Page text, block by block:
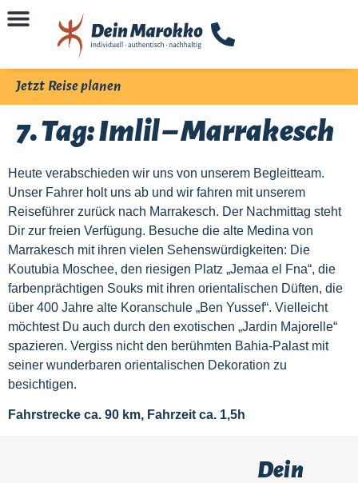
Jetzt Reise planen
7. Tag: Imlil – Marrakesch
Heute verabschieden wir uns von unserem Begleitteam.
Unser Fahrer holt uns ab und wir fahren mit unserem
Reiseführer zurück nach Marrakesch. Der Nachmittag steht
Dir zur freien Verfügung. Besuche die alte Medina von
Marrakesch mit ihren vielen Sehenswürdigkeiten: Die
Koutubia Moschee, den riesigen Platz „Jemaa el Fna“, die
farbenprächtigen Souks mit ihren orientalischen Düften, die
über 400 Jahre alte Koranschule „Ben Yussef“. Vielleicht
möchtest Du auch durch den exotischen „Jardin Majorelle“
spazieren. Vergiss nicht den berühmten Bahia-Palast mit
seiner wunderbaren orientalischen Dekoration zu
besichtigen.
Fahrstrecke ca. 90 km, Fahrzeit ca. 1,5h
Dein